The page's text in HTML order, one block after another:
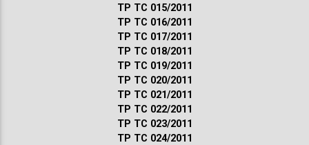
ТР ТС 015/2011
ТР ТС 016/2011
ТР ТС 017/2011
ТР ТС 018/2011
ТР ТС 019/2011
ТР ТС 020/2011
ТР ТС 021/2011
ТР ТС 022/2011
ТР ТС 023/2011
ТР ТС 024/2011